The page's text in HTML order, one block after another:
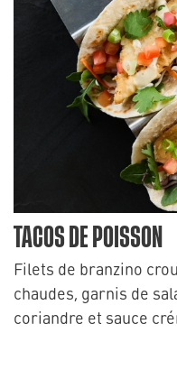
TACOS DE POISSON
Filets de branzino
chaudes, garnis de
coriandre et sauce